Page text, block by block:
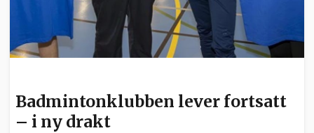
Badmintonklubben lever fortsatt
– i ny drakt